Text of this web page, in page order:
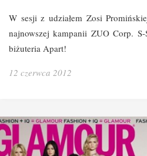
W sesji z udziałem Zosi
najnowszej kampanii ZUO Corp. S-
biżuteria Apart!
12 czerwca 2012